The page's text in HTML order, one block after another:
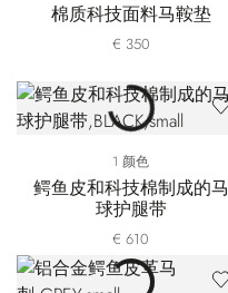
棉质科技面料马鞍垫
€ 350
1 颜色
鳄鱼皮和科技棉制成的马
球护腿带
€ 610